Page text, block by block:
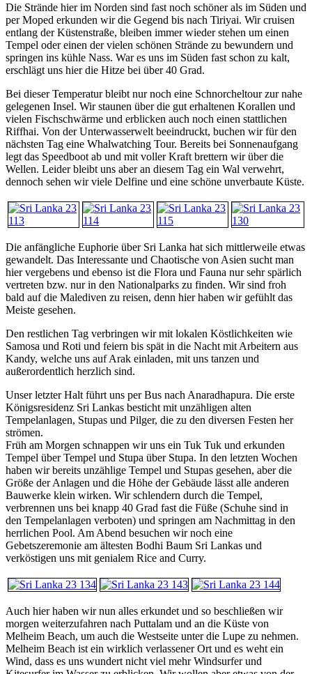
Die Strände hier im Norden sind fast noch schöner als im Süden und
per Moped erkunden wir die Gegend bis nach Tiriyai. Wir cruisen
entlang der Küstenstraße, bleiben immer wieder stehen um einen
Tempel oder einen der vielen schönen Strände zu bewundern und
springen ins kühle Nass. War es uns im Süden fast schon zu kalt,
erschlägt uns hier die Hitze bei über 40 Grad.
Bei dieser Temperatur bleibt nur noch eine Schnorcheltour zur nahe
gelegenen Insel. Wir staunen über die gut erhaltenen Korallen und
vielen Fischschwärme und erblicken auch noch einen stattlichen
Riffhai. Von der Unterwasserwelt beeindruckt, buchen wir für den
nächsten Tag eine Whalwatching Tour. Bereits bei Sonnenaufgang
legt das Speedboot ab und mit voller Kraft brettern wir über die
Wellen. Leider bleibt uns aber an diesem Tag ein Wal verwehrt,
dennoch sehen wir viele Delfine und eine schöne unverbaute Küste.
Die anfängliche Euphorie über Sri Lanka hat sich mittlerweile etwas
gewandelt. Das Interessante und Chaotische von Asien sucht man
hier vergebens und ebenso ist die Flora und Fauna nur sehr spärlich
vertreten bzw. nur in den Nationalparks zu finden. Wir sind froh
bald auf die Malediven zu reisen, denn hier haben wir gefühlt das
Meiste gesehen.
Den restlichen Tag verbringen wir mit lokalen Köstlichkeiten wie
Samosa und Roti und feiern bis spät in die Nacht mit Arbeitern aus
Kandy, welche uns auf Arak einladen, mit uns tanzen und
außerordentlich herzlich sind.
Unser letzter Halt führt uns per Bus nach Anaradhapura. Die erste
Königsresidenz Sri Lankas besticht mit unzähligen alten
Tempelanlagen, Stupas und Pilger, die zu den diversen Festen her
strömen.
Früh am Morgen schnappen wir uns ein Tuk Tuk und erkunden
Tempel über Tempel und Stupa über Stupa. In den letzten Wochen
haben wir bereits unzählige Tempel und Stupas gesehen, aber die
Größe der Anlagen und die Höhe der Gebäude lässt alle anderen
Bauwerke klein wirken. Wir schlendern durch die Tempel,
verbrennen uns bei knapp 40 Grad fast die Füße (Schuhe sind in
den Tempelanlagen verboten) und springen am Nachmittag in den
herrlichen Pool. Am Abend besuchen wir noch eine
Gebetszeremonie am ältesten Bodhi Baum Sri Lankas und
verköstigen uns mit genialem Rice and Curry.
Auch hier haben wir nun alles erkundet und so beschließen wir
morgen weiterzufahren nach Puttalam und an die Küste von
Melheim Beach, um auch die Westseite unter die Lupe zu nehmen.
Melheim Beach ist ein wirklich verlassener Ort und es weht ein
Wind, dass es uns wundert nicht viel mehr Windsurfer und